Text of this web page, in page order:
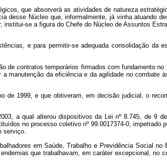
que absorverá as atividades de natureza
desse Núcleo que, informalmente, já vinha atuando
se a figura do Chefe do Núcleo de Assuntos
e para permitir-se adequada consolidação da
de contratos temporários firmados com fundamento no
manutenção da eficiência e da agilidade no combate
de 1999, e que obtiveram, em decisão judicial, o
a qual alterou dispositivos da Lei nº 8.745, de 9
no processo coletivo nº 99.0017374-0, impetrado
serviço.
em Saúde, Trabalho e Previdência Social no
que trabalhavam, em caráter excepcional, no